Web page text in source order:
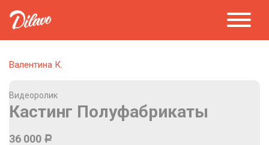
Валентина К.
Видеоролик
Кастинг Полуфабрикаты
36 000 Р